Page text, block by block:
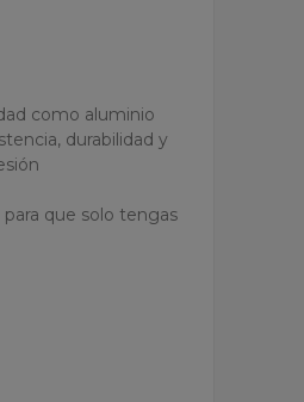
como aluminio
durabilidad y
que solo tengas